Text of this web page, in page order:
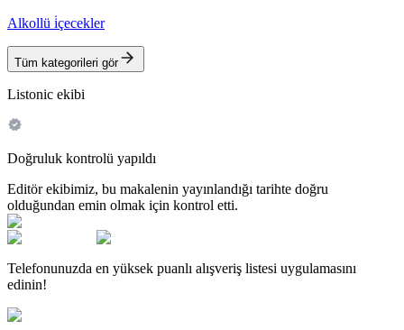
Alkollü i̇çecekler
Tüm kategorileri gör
Listonic ekibi
Doğruluk kontrolü yapıldı
Editör ekibimiz, bu makalenin yayınlandığı tarihte doğru
olduğundan emin olmak için kontrol etti.
Telefonunuzda en yüksek puanlı alışveriş listesi uygulamasını
edinin!